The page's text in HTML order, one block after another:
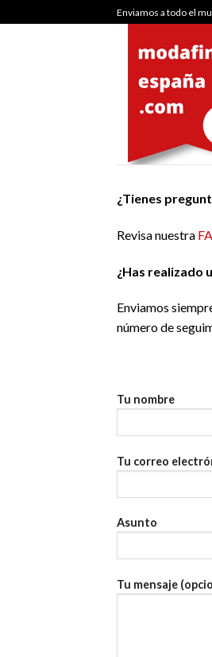
to
Enviamos a todo el
¿Tienes
Revisa nuestra
¿Has realizado
Enviamos
número de
Tu nombre
Tu correo
Asunto
Tu mensaje